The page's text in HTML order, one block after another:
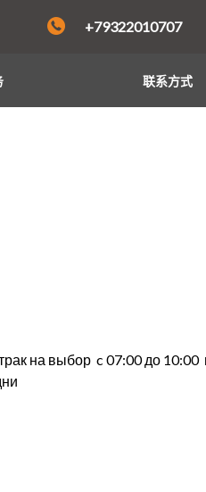
+79322010707
联系方式
на выбор c 07:00 до 10:00